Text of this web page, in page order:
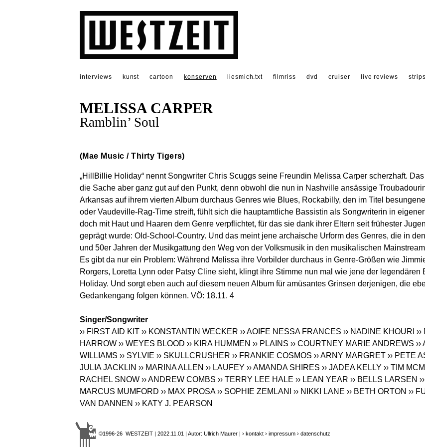
interviews kunst cartoon konserven liesmich.txt filmriss dvd cruiser live reviews
MELISSA CARPER
Ramblin’ Soul
(Mae Music / Thirty Tigers)
„HillBillie Holiday“ nennt Songwriter Chris Scuggs seine Freundin Melissa Carper scherzhaft.
die Sache aber ganz gut auf den Punkt, denn obwohl die nun in Nashville ansässige
Arkansas auf ihrem vierten Album durchaus Genres wie Blues, Rockabilly, den im Titel
oder Vaudeville-Rag-Time streift, fühlt sich die hauptamtliche Bassistin als Songwriterin in
doch mit Haut und Haaren dem Genre verpflichtet, für das sie dank ihrer Eltern seit frühester
geprägt wurde: Old-School-Country. Und das meint jene archaische Urform des Genres, die in
und 50er Jahren der Musikgattung den Weg von der Volksmusik in den musikalischen
Es gibt da nur ein Problem: Während Melissa ihre Vorbilder durchaus in Genre-Größen wie
Rorgers, Loretta Lynn oder Patsy Cline sieht, klingt ihre Stimme nun mal wie jene der legendären
Holiday. Und sorgt eben auch auf diesem neuen Album für amüsantes Grinsen derjenigen, die
Gedankengang folgen können. VÖ: 18.11. 4
Singer/Songwriter
›› FIRST AID KIT ›› KONSTANTIN WECKER ›› AOIFE NESSA FRANCES ›› NADINE KHOURI
HARROW ›› WEYES BLOOD ›› KIRA HUMMEN ›› PLAINS ›› COURTNEY MARIE ANDREWS ››
WILLIAMS ›› SYLVIE ›› SKULLCRUSHER ›› FRANKIE COSMOS ›› ARNY MARGRET ›› PETE
JULIA JACKLIN ›› MARINA ALLEN ›› LAUFEY ›› AMANDA SHIRES ›› JADEA KELLY ›› TIM
RACHEL SNOW ›› ANDREW COMBS ›› TERRY LEE HALE ›› LEAN YEAR ›› BELLS LARSEN
MARCUS MUMFORD ›› MAX PROSA ›› SOPHIE ZEMLANI ›› NIKKI LANE ›› BETH ORTON ››
VAN DANNEN ›› KATY J. PEARSON
©1996-26 WESTZEIT | 2022.11.01 | Autor: Ullrich Maurer | › kontakt › impressum › datenschutz